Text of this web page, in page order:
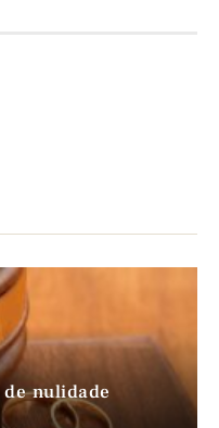
de nulidade